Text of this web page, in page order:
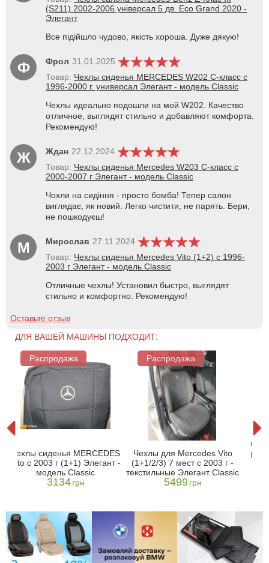
(S211) 2002-2006 універсал 5 дв. Eco Grand 2020 -
Элегант
Все підійшло чудово, якість хороша. Дуже дякую!
Ф Фрол 31.01.2025
Товар: Чехлы сиденья MERCEDES W202 С-класс с
1996-2000 г. универсал Элегант - модель Classic
Чехлы идеально подошли на мой W202. Качество
отличное, выглядят стильно и добавляют комфорта.
Рекомендую!
Ж Ждан 22.12.2024
Товар: Чехлы сиденья Mercedes W203 С-класс с
2000-2007 г Элегант - модель Classic
Чохли на сидіння - просто бомба! Тепер салон
виглядає, як новий. Легко чистити, не парять. Бери,
не пошкодуєш!
М Мирослав 27.11.2024
Товар: Чехлы сиденья Mercedes Vito (1+2) с 1996-
2003 г Элегант - модель Classic
Отличные чехлы! Установил быстро, выглядят
стильно и комфортно. Рекомендую!
Оставьте отзыв
ДЛЯ ВАШЕЙ МАШИНЫ ПОДХОДИТ:
Распродажа
Чехлы сиденья MERCEDES
Vito с 2003 г (1+1) Элегант -
модель Classic
3134 грн
Распродажа
Чехлы для Mercedes Vito
(1+1/2/3) 7 мест с 2003 г -
текстильные Элегант Classic
5499 грн